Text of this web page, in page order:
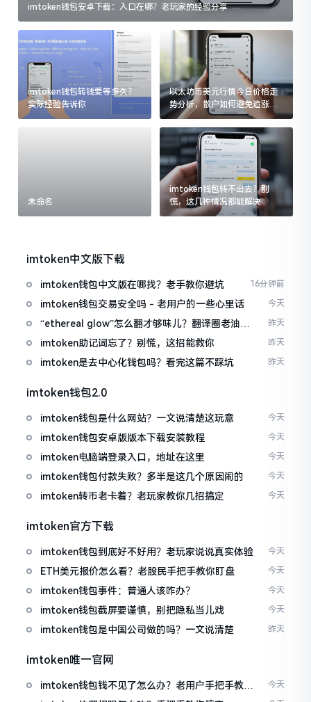
imtoken钱包安卓下载：入口在哪？老玩家的经验分享
imtoken钱包转钱要等多久？
实际经验告诉你
以太坊币美元行情今日价格走
势分析，散户如何避免追涨杀
跌被套牢
未命名
imtoken钱包转不出去？别
慌，这几种情况都能解决
imtoken中文版下载
imtoken钱包中文版在哪找？老手教你避坑 16分钟前
imtoken钱包交易安全吗 - 老用户的一些心里话 今天
“ethereal glow”怎么翻才够味儿？翻译圈老油条
的私房话
昨天
imtoken助记词忘了？别慌，这招能救你 昨天
imtoken是去中心化钱包吗？看完这篇不踩坑 昨天
imtoken钱包2.0
imtoken钱包是什么网站？一文说清楚这玩意 今天
imtoken钱包安卓版版本下载安装教程 今天
imtoken电脑端登录入口，地址在这里 今天
imtoken钱包付款失败？多半是这几个原因闹的 今天
imtoken转币老卡着？老玩家教你几招搞定 今天
imtoken官方下载
imtoken钱包到底好不好用？老玩家说说真实体验 今天
ETH美元报价怎么看？老股民手把手教你盯盘 今天
imtoken钱包事件：普通人该咋办？ 今天
imtoken钱包截屏要谨慎，别把隐私当儿戏 今天
imtoken钱包是中国公司做的吗？一文说清楚 昨天
imtoken唯一官网
imtoken钱包钱不见了怎么办？老用户手把手教你
今天